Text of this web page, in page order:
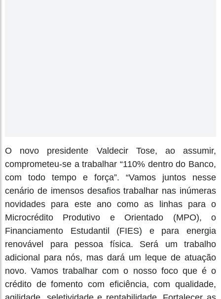
O novo presidente Valdecir Tose, ao assumir,
comprometeu-se a trabalhar “110% dentro do Banco,
com todo tempo e força”. “Vamos juntos nesse
cenário de imensos desafios trabalhar nas inúmeras
novidades para este ano como as linhas para o
Microcrédito Produtivo e Orientado (MPO), o
Financiamento Estudantil (FIES) e para energia
renovável para pessoa física. Será um trabalho
adicional para nós, mas dará um leque de atuação
novo. Vamos trabalhar com o nosso foco que é o
crédito de fomento com eficiência, com qualidade,